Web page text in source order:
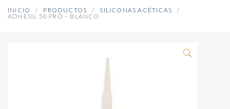
INICIO PRODUCTOS
SILICONAS ACÉTICAS
ADHESIL 50 PRO – BLANCO